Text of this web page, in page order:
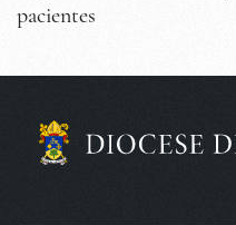
pacientes